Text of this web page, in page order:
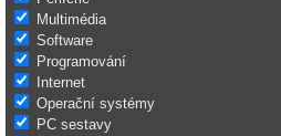
Multimédia
Software
Programování
Internet
Operační systémy
PC sestavy